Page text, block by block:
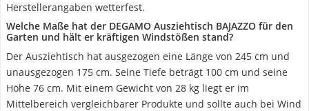
Herstellerangaben wetterfest.
Welche Maße hat der DEGAMO Ausziehtisch BAJAZZO für den
Garten ‎und hält er kräftigen Windstößen stand?
Der Ausziehtisch hat ausgezogen eine Länge von 245 cm und
unausgezogen 175 cm. Seine Tiefe beträgt 100 cm und seine
Höhe 76 cm. Mit einem Gewicht von 28 kg liegt er im
Mittelbereich vergleichbarer Produkte und sollte auch bei Wind